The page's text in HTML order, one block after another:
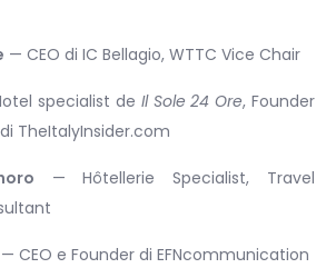
— CEO di IC Bellagio, WTTC Vice Chair
specialist de Il Sole 24 Ore, Founder
TheItalyInsider.com
— Hôtellerie Specialist, Travel
— CEO e Founder di EFNcommunication